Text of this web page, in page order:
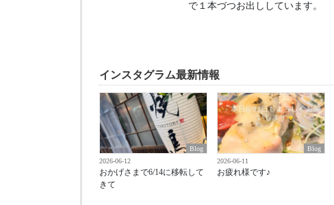
で１本づつお出ししています。
インスタグラム最新情報
Blog
2026-06-12
おかげさまで6/14に移転して
きて
Blog
2026-06-11
お疲れ様です♪